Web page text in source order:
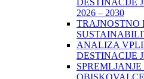
DESTINACIJE
2026 – 2030
TRAJNOSTNO
ANALIZA
DESTINACIJE